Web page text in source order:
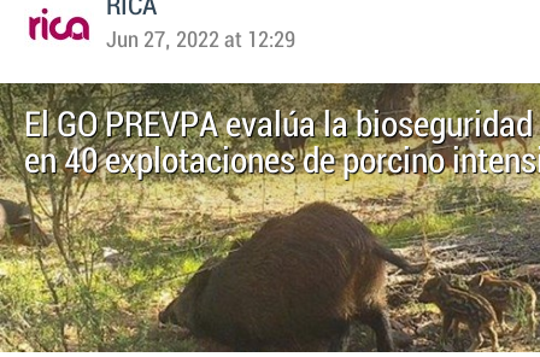
Jun 27, 2022 at 12:29
El GO PREVPA evalúa la
en 40 explotaciones de porcino